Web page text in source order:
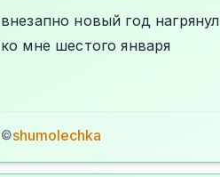
внезапно новый год нагрянул
ко мне шестого января
©shumolechka